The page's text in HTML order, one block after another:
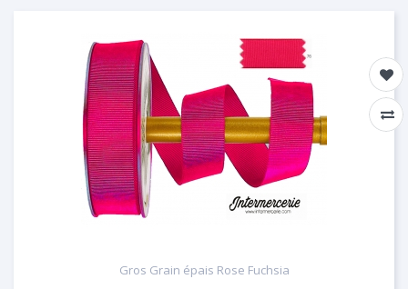
Gros Grain épais Rose Fuchsia